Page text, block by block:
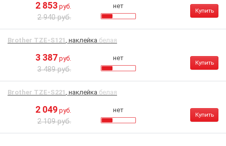
2 853 руб.
2 940 руб.
нет
Купить
Brother TZE-S121, наклейка белая
3 387 руб.
3 489 руб.
нет
Купить
Brother TZE-S221, наклейка белая
2 049 руб.
2 109 руб.
нет
Купить